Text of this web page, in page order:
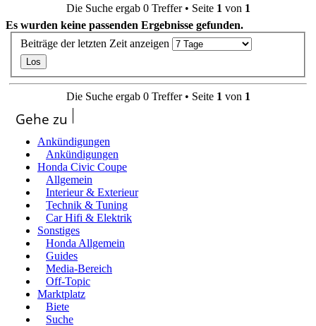
Die Suche ergab 0 Treffer • Seite 1 von 1
Es wurden keine passenden Ergebnisse gefunden.
Beiträge der letzten Zeit anzeigen
Die Suche ergab 0 Treffer • Seite 1 von 1
Gehe zu
Ankündigungen
Ankündigungen
Honda Civic Coupe
Allgemein
Interieur & Exterieur
Technik & Tuning
Car Hifi & Elektrik
Sonstiges
Honda Allgemein
Guides
Media-Bereich
Off-Topic
Marktplatz
Biete
Suche